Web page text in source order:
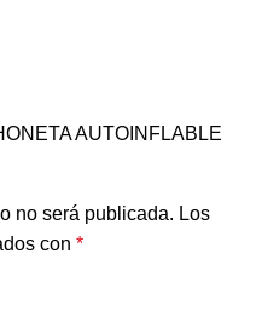
AUTOINFLABLE
no será publicada. Los
con *